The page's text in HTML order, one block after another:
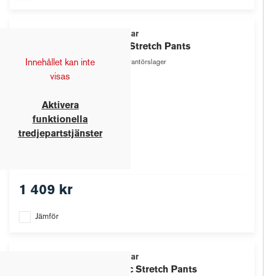
Innehållet kan inte
visas
Aktivera
funktionella
tredjepartstjänster
Texstar
W's Stretch Pants
Leverantörslager
1 409 kr
Jämför
Texstar
Func Stretch Pants